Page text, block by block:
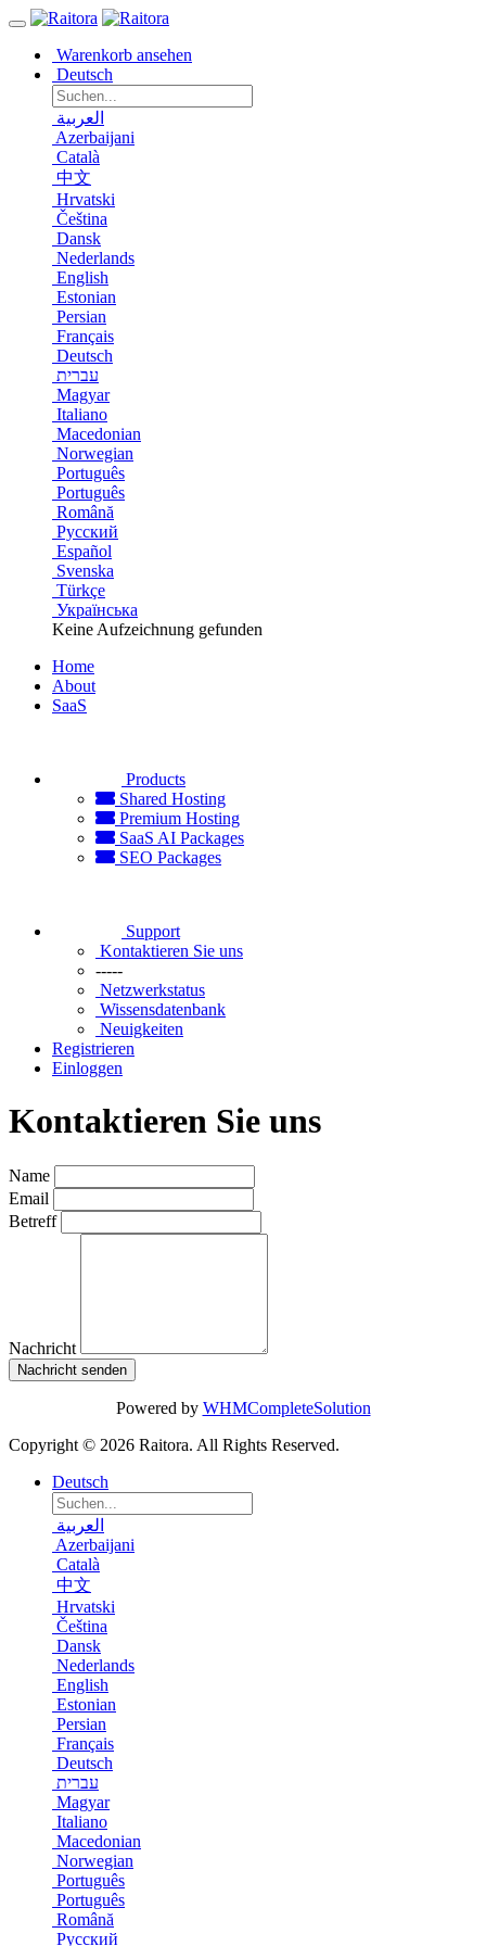
Warenkorb ansehen
Deutsch
العربية
Azerbaijani
Català
中文
Hrvatski
Čeština
Dansk
Nederlands
English
Estonian
Persian
Français
Deutsch
עברית
Magyar
Italiano
Macedonian
Norwegian
Português
Português
Română
Русский
Español
Svenska
Türkçe
Українська
Keine Aufzeichnung gefunden
Home
About
SaaS
Products
Shared Hosting
Premium Hosting
SaaS AI Packages
SEO Packages
Support
Kontaktieren Sie uns
-----
Netzwerkstatus
Wissensdatenbank
Neuigkeiten
Registrieren
Einloggen
Kontaktieren Sie uns
Name
Email
Betreff
Nachricht
Nachricht senden
Powered by WHMCompleteSolution
Copyright © 2026 Raitora. All Rights Reserved.
Deutsch
العربية
Azerbaijani
Català
中文
Hrvatski
Čeština
Dansk
Nederlands
English
Estonian
Persian
Français
Deutsch
עברית
Magyar
Italiano
Macedonian
Norwegian
Português
Português
Română
Русский